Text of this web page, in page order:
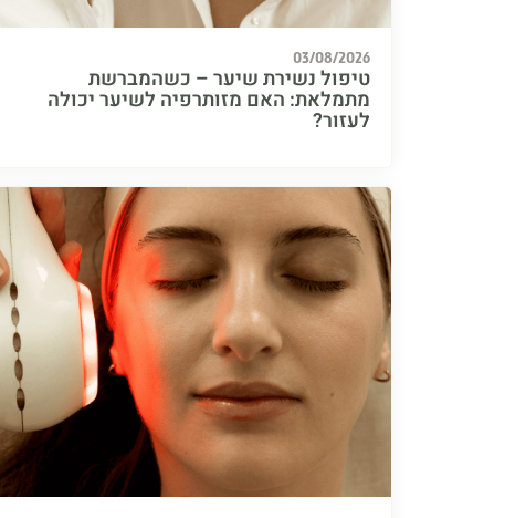
03/08/2026
טיפול נשירת שיער – כשהמברשת
מתמלאת: האם מזותרפיה לשיער יכולה
לעזור?